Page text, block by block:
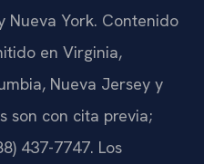
Nueva York. Contenido
en Virginia,
Nueva Jersey y
son con cita previa;
437-7747. Los